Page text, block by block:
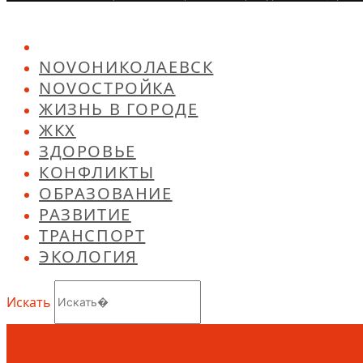
NOVOНИКОЛАЕВСК
NOVOСТРОЙКА
ЖИЗНЬ В ГОРОДЕ
ЖКХ
ЗДОРОВЬЕ
КОНФЛИКТЫ
ОБРАЗОВАНИЕ
РАЗВИТИЕ
ТРАНСПОРТ
ЭКОЛОГИЯ
Искать